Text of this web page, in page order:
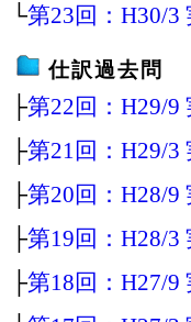
└第23回：H30/3
仕訳過去問
├第22回：H29/9
├第21回：H29/3
├第20回：H28/9
├第19回：H28/3
├第18回：H27/9